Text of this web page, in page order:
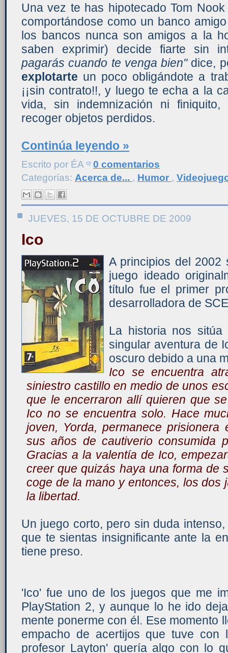
Una vez te has hipotecado Tom
comportándose como un banco
los bancos nunca son amigos a la
saben exprimir) decide fiarte sin
pagarás cuando te venga bien"dice,
explotarte un poco obligándote a
¡¡sin contrato!!, y luego te echa a la
vida, sin indemnización ni
recoger objetos perdidos.
Continúa leyendo »
Escrito por ÉA
0 comentarios
Categorías: Acerca de... , Humor ,
JUEVES, 15 DE OCTUBRE DE 2009
Ico
A principios del 2002
juego ideado
título fue el primer
desarrolladora de
La historia nos sitúa
singular aventura de
oscuro debido a una
Ico se encuentra
siniestro castillo en medio de unos
que le encerraron allí quieren que
Ico no se encuentra solo. Hace
joven, Yorda, permanece
sus años de cautiverio consumida
Gracias a la valentía de Ico,
creer que quizás haya una forma de
coge de la mano y entonces, los dos
la libertad.
Un juego corto, pero sin duda
que te sientas insignificante ante la
tiene preso.
'Ico' fue uno de los juegos que me
PlayStation 2, y aunque lo he ido
mente ponerme con él. Ese momento
empacho de acertijos que tuve con
profesor Layton' quería algo con lo